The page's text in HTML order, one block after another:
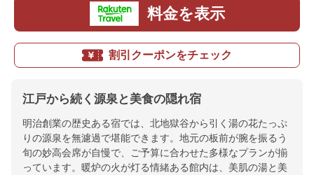
料金を表示
割引クーポンをチェック
江戸から続く源泉と美食の隠れ宿
明治創業の歴史ある宿では、北地獄谷から引く湯の花たっぷ
りの源泉を無濾過で堪能できます。地元の板前が腕を振るう
旬の妙高会席が自慢で、ご予算に合わせた多様なプランが揃
っています。暖炉の火が灯る情緒ある館内は、美肌の湯と美